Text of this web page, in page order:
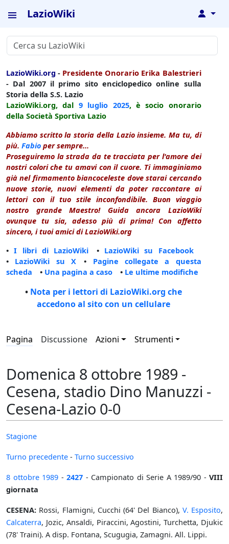
LazioWiki ↓
LazioWiki.org - Presidente Onorario Erika Balestrieri
- Dal 2007 il primo sito enciclopedico online sulla
Storia della S.S. Lazio
LazioWiki.org, dal 9 luglio 2025, è socio onorario
della Società Sportiva Lazio
Abbiamo scritto la storia della Lazio insieme. Ma tu, di
più. Fabio per sempre...
Proseguiremo la strada da te tracciata per l'amore dei
nostri colori che tu amavi con il cuore. Ti immaginiamo
già nel firmamento biancoceleste dove starai cercando
nuove storie, nuovi elementi da poter raccontare ai
lettori con il tuo stile inconfondibile. Buon viaggio
nostro grande Maestro! Guida ancora LazioWiki
ovunque tu sia, adesso più di prima! Con affetto
sincero, i tuoi amici di LazioWiki.org
•I libri di LazioWiki • LazioWiki su Facebook
• LazioWiki su X • Pagine collegate a questa
scheda • Una pagina a caso • Le ultime modifiche
• Nota per i lettori di LazioWiki.org che
accedono al sito con un cellulare
Pagina Discussione Azioni Strumenti
Domenica 8 ottobre 1989 -
Cesena, stadio Dino Manuzzi -
Cesena-Lazio 0-0
Stagione
Turno precedente - Turno successivo
8 ottobre 1989 - 2427 - Campionato di Serie A 1989/90 - VIII
giornata
CESENA: Rossi, Flamigni, Cucchi (64' Del Bianco), V. Esposito,
Calcaterra, Jozic, Ansaldi, Piraccini, Agostini, Turchetta, Djukic
(78' Traini). A disp. Fontana, Scugugia, Zamagni. All. Lippi.